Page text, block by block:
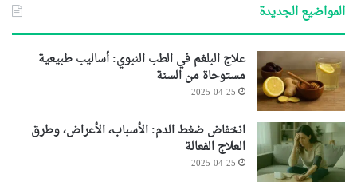
المواضيع الجديدة
علاج البلغم في الطب النبوي: أساليب طبيعية
مستوحاة من السنة
2025-04-25
انخفاض ضغط الدم: الأسباب، الأعراض، وطرق
العلاج الفعالة
2025-04-25